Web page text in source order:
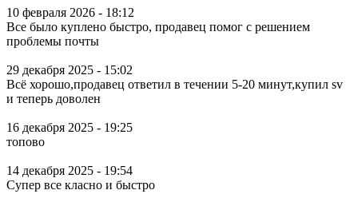
10 февраля 2026 - 18:12
Все было куплено быстро, продавец помог с решением
проблемы почты
29 декабря 2025 - 15:02
Всё хорошо,продавец ответил в течении 5-20 минут,купил sv
и теперь доволен
16 декабря 2025 - 19:25
топово
14 декабря 2025 - 19:54
Супер все класно и быстро